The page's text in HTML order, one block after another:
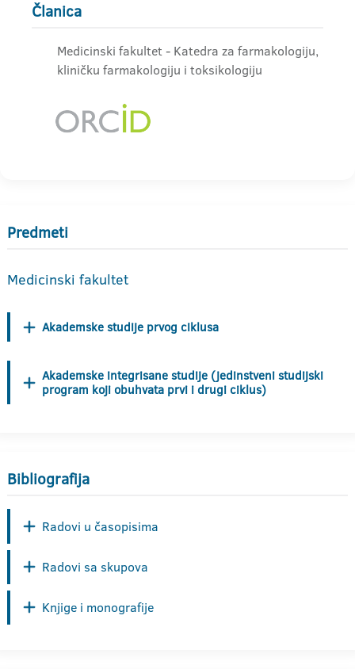
Članica
Medicinski fakultet - Katedra za farmakologiju,
kliničku farmakologiju i toksikologiju
Predmeti
Medicinski fakultet
Akademske studije prvog ciklusa
Akademske integrisane studije (jedinstveni studijski
program koji obuhvata prvi i drugi ciklus)
Bibliografija
Radovi u časopisima
Radovi sa skupova
Knjige i monografije